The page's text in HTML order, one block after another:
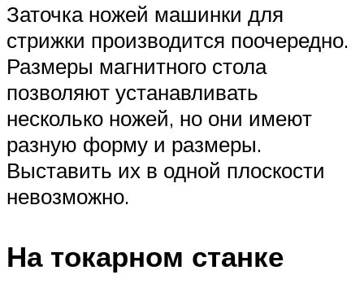
Заточка ножей машинки для
стрижки производится поочередно.
Размеры магнитного стола
позволяют устанавливать
несколько ножей, но они имеют
разную форму и размеры.
Выставить их в одной плоскости
невозможно.
На токарном станке